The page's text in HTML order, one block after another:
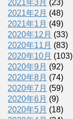
2021年3月 (23)
2021年2月 (48)
2021年1月 (49)
2020年12月 (33)
2020年11月 (83)
2020年10月 (103)
2020年9月 (92)
2020年8月 (74)
2020年7月 (59)
2020年6月 (9)
2020年5月 (18)